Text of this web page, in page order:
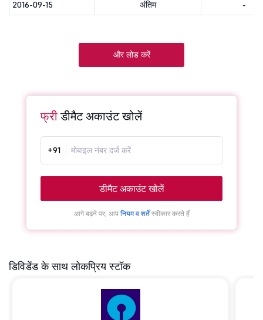
2016-09-15
अंतिम -
और लोड करें
फ्रीडीमैट अकाउंट खोलें
+91
डीमैट अकाउंट खोलें
आगे बढ़ने पर, आप नियम व शर्तेंस्वीकार करते हैं
डिविडेंड के साथ लोकप्रिय स्टॉक